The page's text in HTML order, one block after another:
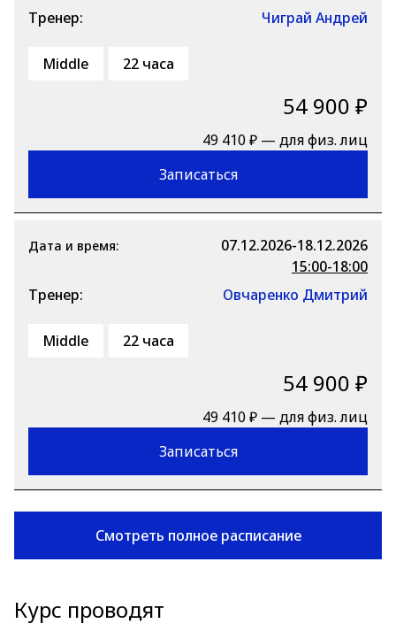
Тренер:
Чиграй Андрей
Middle 22 часа
54 900 ₽
49 410 ₽ — для физ. лиц
Записаться
Дата и время:
07.12.2026-18.12.2026
15:00-18:00
Тренер:
Овчаренко Дмитрий
Middle 22 часа
54 900 ₽
49 410 ₽ — для физ. лиц
Записаться
Смотреть полное расписание
Курс проводят